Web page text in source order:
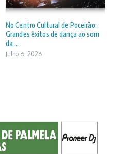
No Centro Cultural de Poceirão:
Grandes êxitos de dança ao som
da ...
Julho 6, 2026